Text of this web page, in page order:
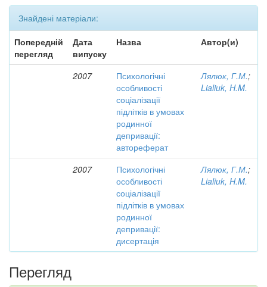
Знайдені матеріали:
Попередній
перегляд
Дата
випуску
Назва Автор(и)
2007
Психологічні
особливості
соціалізації
підлітків в умовах
родинної
депривації:
автореферат
Лялюк, Г.М.;
Lialiuk, H.M.
2007
Психологічні
особливості
соціалізації
підлітків в умовах
родинної
депривації:
дисертація
Лялюк, Г.М.;
Lialiuk, H.M.
Перегляд